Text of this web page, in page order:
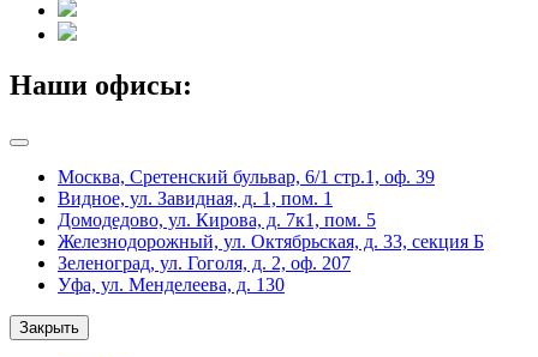
Наши офисы:
Москва, Сретенский бульвар, 6/1 стр.1, оф. 39
Видное, ул. Завидная, д. 1, пом. 1
Домодедово, ул. Кирова, д. 7к1, пом. 5
Железнодорожный, ул. Октябрьская, д. 33, секция Б
Зеленоград, ул. Гоголя, д. 2, оф. 207
Уфа, ул. Менделеева, д. 130
Закрыть